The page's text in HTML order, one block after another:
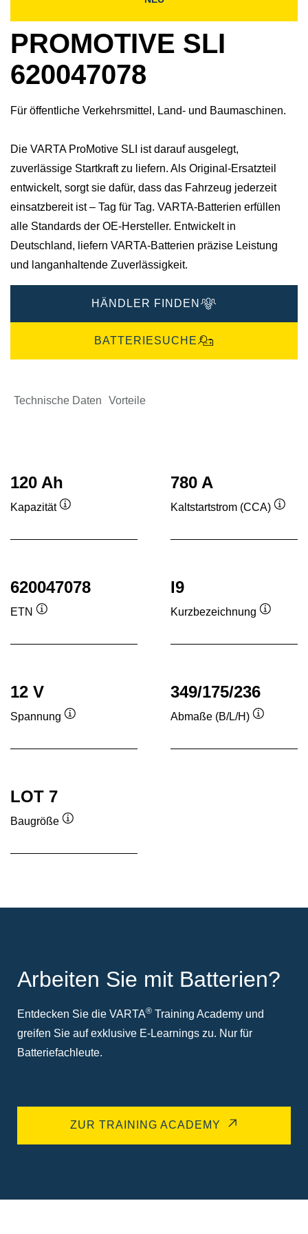
PROMOTIVE SLI
620047078
Für öffentliche Verkehrsmittel, Land- und Baumaschinen.
Die VARTA ProMotive SLI ist darauf ausgelegt,
zuverlässige Startkraft zu liefern. Als Original-Ersatzteil
entwickelt, sorgt sie dafür, dass das Fahrzeug jederzeit
einsatzbereit ist – Tag für Tag. VARTA-Batterien erfüllen
alle Standards der OE-Hersteller. Entwickelt in
Deutschland, liefern VARTA-Batterien präzise Leistung
und langanhaltende Zuverlässigkeit.
HÄNDLER FINDEN
BATTERIESUCHE
Technische Daten Vorteile
120 Ah
Kapazität
780 A
Kaltstartstrom (CCA)
620047078
ETN
I9
Kurzbezeichnung
12 V
Spannung
349/175/236
Abmaße (B/L/H)
LOT 7
Baugröße
Arbeiten Sie mit Batterien?
Entdecken Sie die VARTA® Training Academy und
greifen Sie auf exklusive E-Learnings zu. Nur für
Batteriefachleute.
ZUR TRAINING ACADEMY